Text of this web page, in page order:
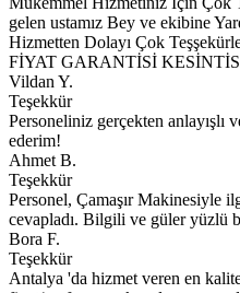
gelen ustamız Bey ve ekibine
Hizmetten Dolayı Çok
FİYAT GARANTİSİ
Vildan Y.
Teşekkür
Personeliniz gerçekten
ederim!
Ahmet B.
Teşekkür
Personel, Çamaşır Makinesiyle
cevapladı. Bilgili ve güler yüzlü
Bora F.
Teşekkür
Antalya 'da hizmet veren en